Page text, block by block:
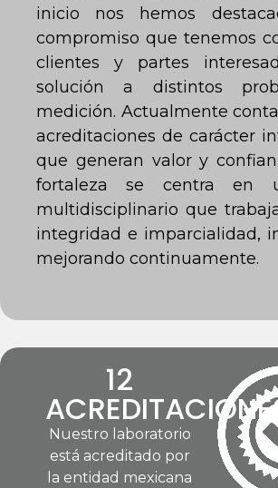
inicio nos hemos
compromiso que tenemos
clientes y partes
solución a distintos
medición. Actualmente
acreditaciones de carácter
que generan valor y
fortaleza se centra en
multidisciplinario que
integridad e imparcialidad,
mejorando continuamente.
12
Nuestro laboratorio
está acreditado por
la entidad mexicana